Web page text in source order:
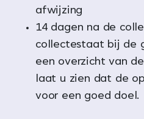
afwijzing
14 dagen na de
collectestaat bij de
een overzicht van
laat u zien dat de
voor een goed doel.